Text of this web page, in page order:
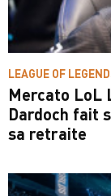
LEAGUE OF
Mercato LoL
Dardoch fait
sa retraite